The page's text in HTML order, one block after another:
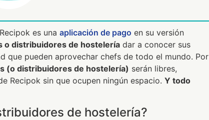
es una aplicación de pago en su versión
o distribuidores de hostelería dar a conocer sus
que pueden aprovechar chefs de todo el mundo. Por
(o distribuidores de hostelería) serán libres,
Recipok sin que ocupen ningún espacio. Y todo
de hostelería?